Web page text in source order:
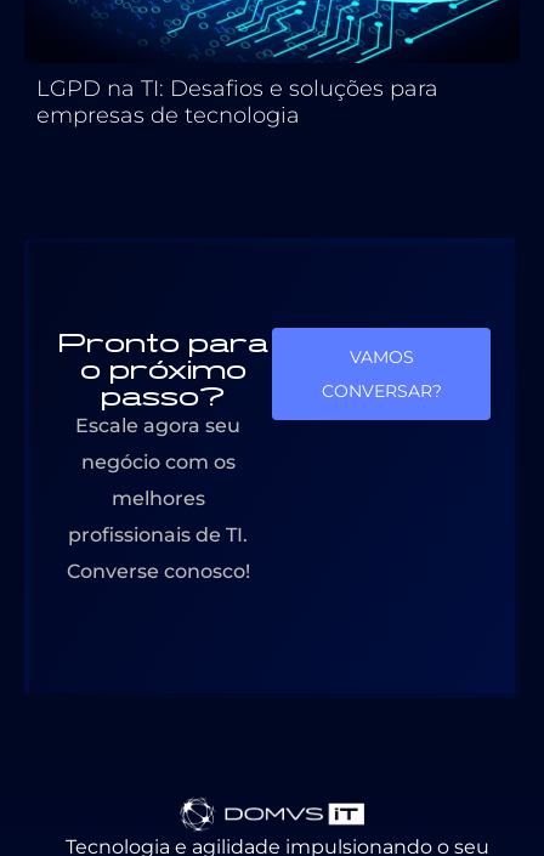
LGPD na TI: Desafios e soluções para
empresas de tecnologia
Pronto para
o próximo
passo?
Escale agora seu
negócio com os
melhores
profissionais de TI.
Converse conosco!
VAMOS
CONVERSAR?
Tecnologia e agilidade impulsionando o seu